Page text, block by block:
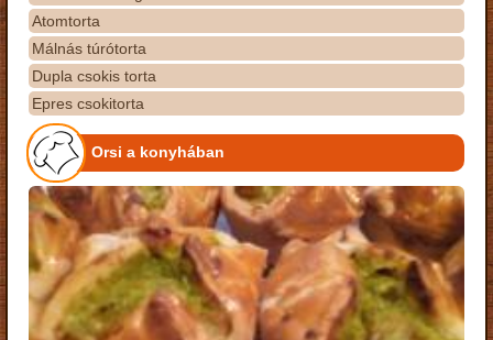
Atomtorta
Málnás túrótorta
Dupla csokis torta
Epres csokitorta
Orsi a konyhában